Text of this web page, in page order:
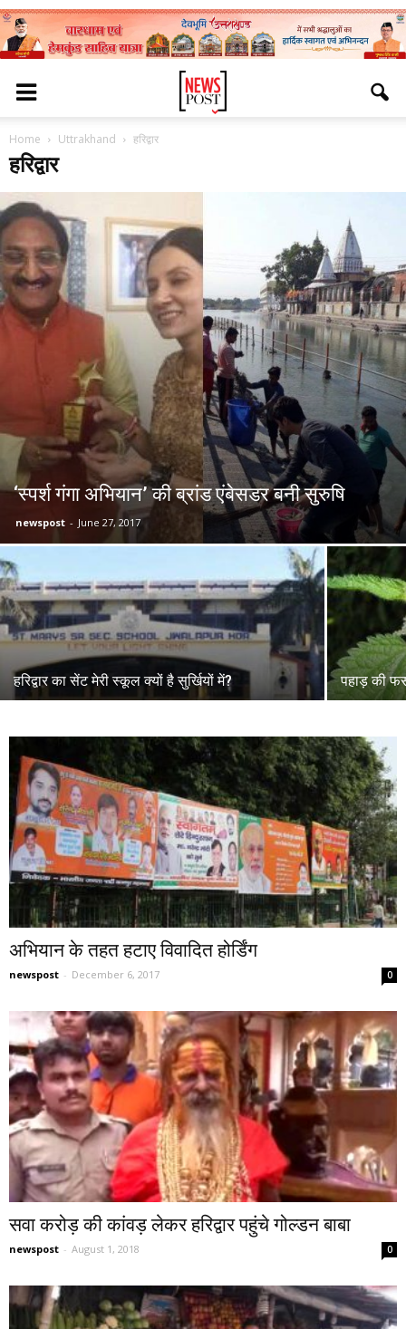
Home Uttrakhand हरिद्वार
हरिद्वार
‘स्पर्श गंगा अभियान’ की ब्रांड एंबेसडर बनी सुरुषि
newspost - June 27, 2017
हरिद्वार का सेंट मेरी स्कूल क्यों है सुर्खियों में? पहाड़ की
अभियान के तहत हटाए विवादित होर्डिंग
newspost - December 6, 2017 0
सवा करोड़ की कांवड़ लेकर हरिद्वार पहुंचे गोल्डन बाबा
newspost - August 1, 2018 0